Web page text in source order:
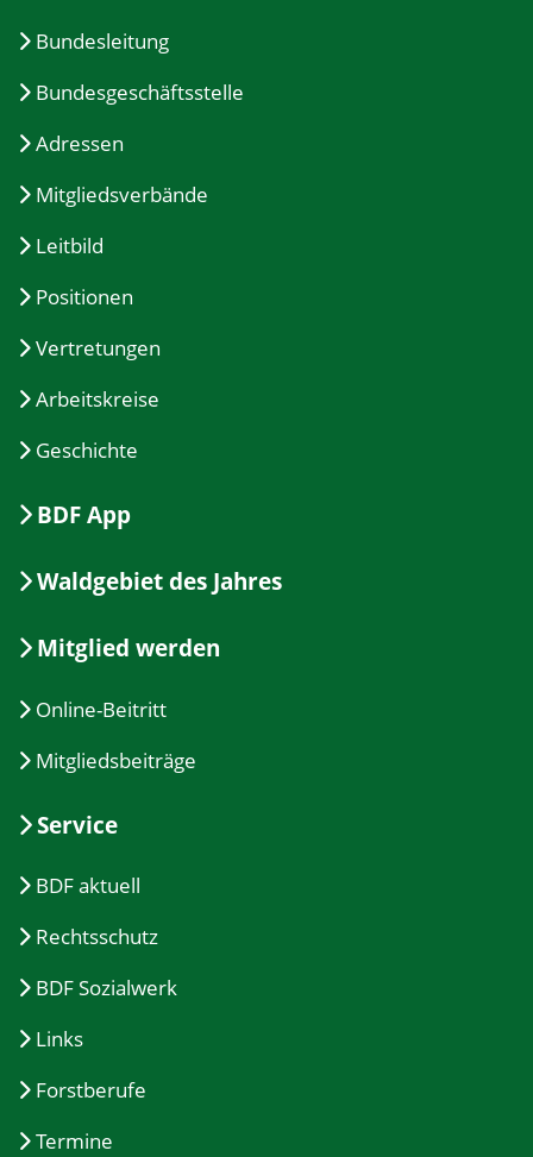
Bundesleitung
Bundesgeschäftsstelle
Adressen
Mitgliedsverbände
Leitbild
Positionen
Vertretungen
Arbeitskreise
Geschichte
BDF App
Waldgebiet des Jahres
Mitglied werden
Online-Beitritt
Mitgliedsbeiträge
Service
BDF aktuell
Rechtsschutz
BDF Sozialwerk
Links
Forstberufe
Termine